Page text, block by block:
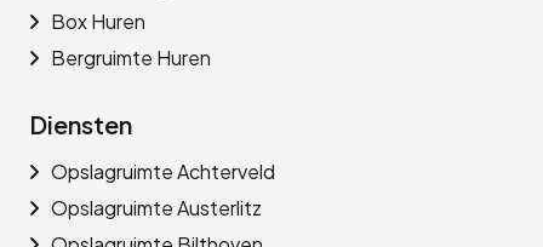
Box Huren
Bergruimte Huren
Diensten
Opslagruimte Achterveld
Opslagruimte Austerlitz